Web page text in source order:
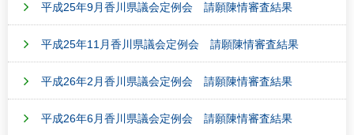
平成25年9月香川県議会定例会 請願陳情審査結果
平成25年11月香川県議会定例会 請願陳情審査結果
平成26年2月香川県議会定例会 請願陳情審査結果
平成26年6月香川県議会定例会 請願陳情審査結果